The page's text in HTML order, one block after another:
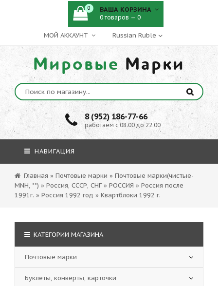
МОЙ АККАУНТ
Мировые Марки
8 (952) 186-77-66
работаем с 08.00 до 22.00
0 ВАША КОРЗИНА
0 товаров — 0
НАВИГАЦИЯ
Главная » Почтовые марки » Почтовые марки(чистые-
MNH, **) » Россия, СССР, СНГ » РОССИЯ » Россия после
1991г. » Россия 1992 год » Квартблоки 1992 г.
КАТЕГОРИИ МАГАЗИНА
Почтовые марки
Буклеты, конверты, карточки